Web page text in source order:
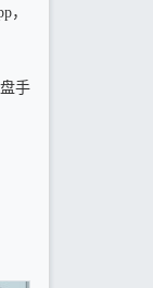
，
手